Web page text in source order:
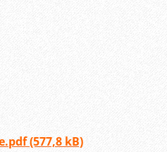
(577,8 kB)